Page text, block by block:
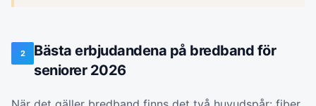
2
Bästa erbjudandena på bredband för
seniorer 2026